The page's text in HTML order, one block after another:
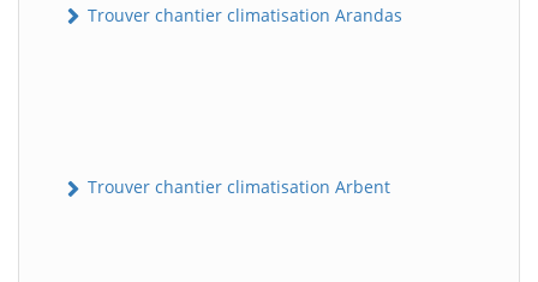
Trouver chantier climatisation Arandas
Trouver chantier climatisation Arbent